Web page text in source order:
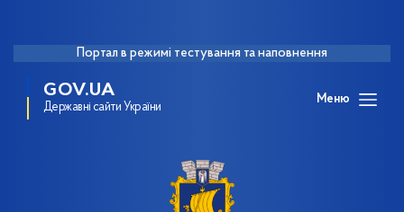
Портал в режимі тестування та наповнення
GOV.UA
Державні сайти України
Меню